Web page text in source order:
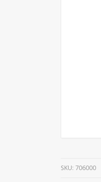
SKU: 706000